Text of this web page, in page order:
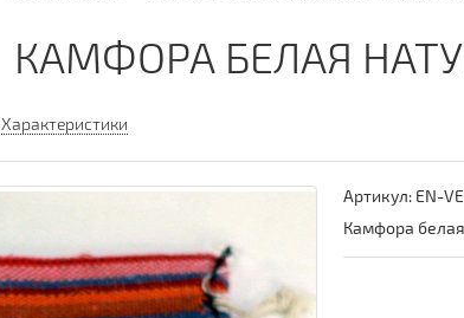
КАМФОРА БЕЛАЯ
Характеристики
Артикул: EN-
Камфора